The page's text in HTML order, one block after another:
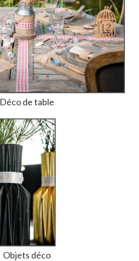
Déco de table
Objets déco